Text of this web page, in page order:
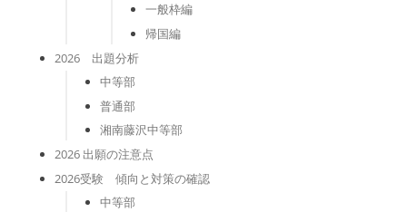
一般枠編
帰国編
2026 出題分析
中等部
普通部
湘南藤沢中等部
2026 出願の注意点
2026受験 傾向と対策の確認
中等部